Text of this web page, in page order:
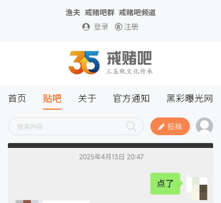
渔夫 戒赌吧群 戒赌吧频道
登录
注册
首页 贴吧 关于 官方通知 黑彩曝光网
投稿